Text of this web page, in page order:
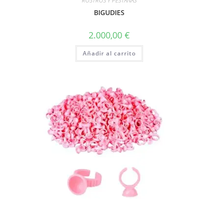
BIGUDIES
2.000,00 €
Añadir al carrito